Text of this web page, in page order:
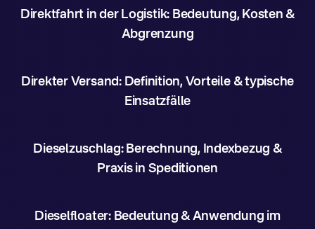
Direktfahrt in der Logistik: Bedeutung, Kosten &
Abgrenzung
Direkter Versand: Definition, Vorteile & typische
Einsatzfälle
Dieselzuschlag: Berechnung, Indexbezug &
Praxis in Speditionen
Dieselfloater: Bedeutung & Anwendung im